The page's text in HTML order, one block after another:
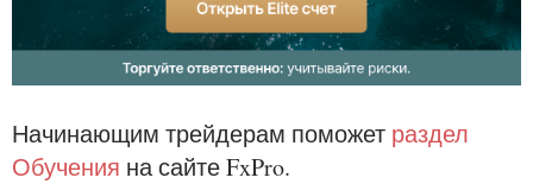
Начинающим трейдерам поможет раздел
Обучения на сайте FxPro.